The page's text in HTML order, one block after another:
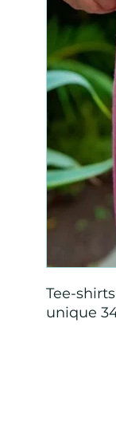
Tee-
unique